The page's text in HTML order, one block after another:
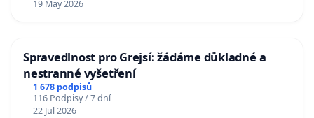
19 May 2026
Spravedlnost pro Grejsí: žádáme důkladné a
nestranné vyšetření
1 678 podpisů
116 Podpisy / 7 dní
22 Jul 2026